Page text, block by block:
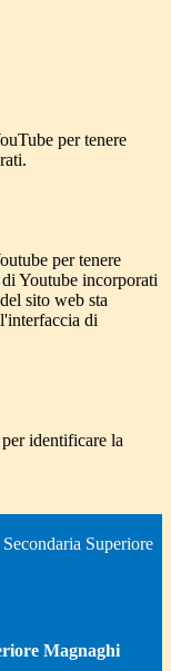
per tenere
per tenere
Youtube incorporati
sito web sta
di
identificare la
Superiore
Magnaghi